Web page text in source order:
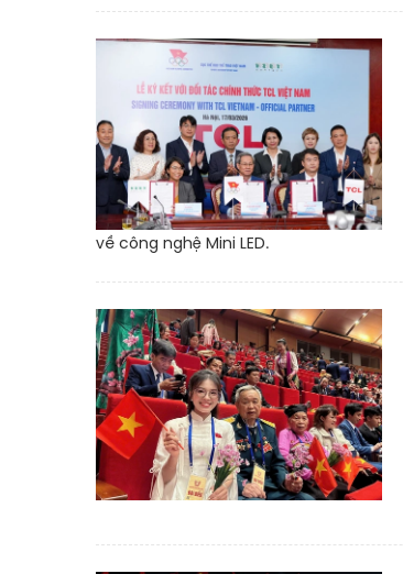
về công nghệ Mini LED.